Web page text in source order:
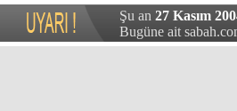
Şu an 27 Kasım
Bugüne ait